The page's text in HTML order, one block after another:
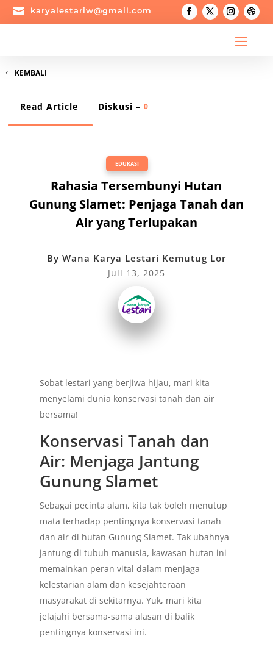
 karyalestariw@gmail.com
KEMBALI
Read Article Diskusi – 0
EDUKASI
Rahasia Tersembunyi Hutan
Gunung Slamet: Penjaga Tanah dan
Air yang Terlupakan
By Wana Karya Lestari Kemutug Lor
Juli 13, 2025
Sobat lestari yang berjiwa hijau, mari kita
menyelami dunia konservasi tanah dan air
bersama!
Konservasi Tanah dan
Air: Menjaga Jantung
Gunung Slamet
Sebagai pecinta alam, kita tak boleh menutup
mata terhadap pentingnya konservasi tanah
dan air di hutan Gunung Slamet. Tak ubahnya
jantung di tubuh manusia, kawasan hutan ini
memainkan peran vital dalam menjaga
kelestarian alam dan kesejahteraan
masyarakat di sekitarnya. Yuk, mari kita
jelajahi bersama-sama alasan di balik
pentingnya konservasi ini.